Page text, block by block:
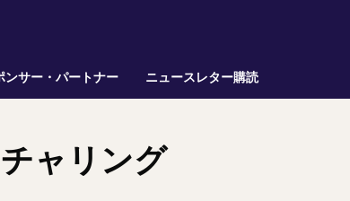
ンサー・パートナー ニュースレター購読
ャリング